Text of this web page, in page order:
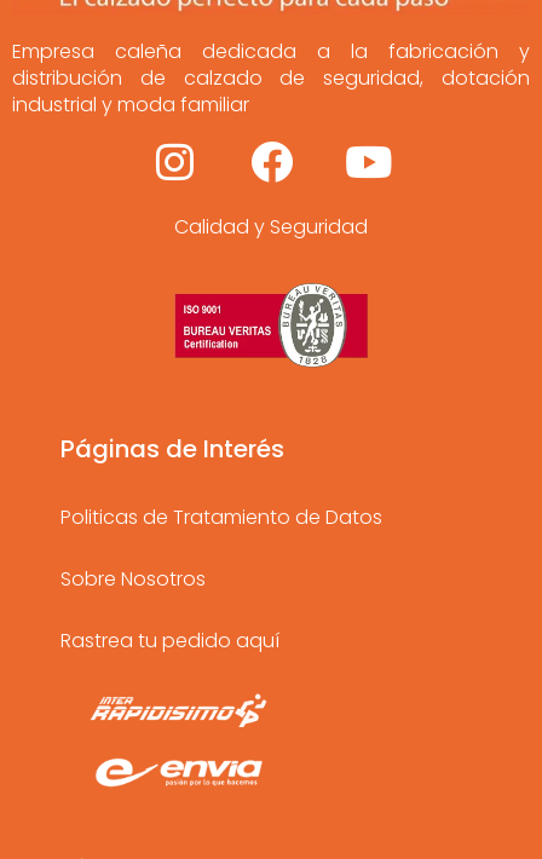
Empresa caleña dedicada a la fabricación y
distribución de calzado de seguridad, dotación
industrial y moda familiar
I
n
s
t
a
g
a
m
F
a
c
e
b
o
k
Y
o
u
t
b
Calidad y Seguridad
Páginas de Interés
Politicas de Tratamiento de Datos
Sobre Nosotros
Rastrea tu pedido aquí